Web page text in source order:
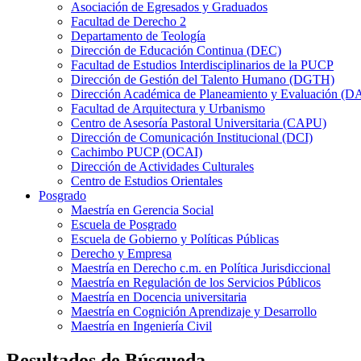
Asociación de Egresados y Graduados
Facultad de Derecho 2
Departamento de Teología
Dirección de Educación Continua (DEC)
Facultad de Estudios Interdisciplinarios de la PUCP
Dirección de Gestión del Talento Humano (DGTH)
Dirección Académica de Planeamiento y Evaluación
Facultad de Arquitectura y Urbanismo
Centro de Asesoría Pastoral Universitaria (CAPU)
Dirección de Comunicación Institucional (DCI)
Cachimbo PUCP (OCAI)
Dirección de Actividades Culturales
Centro de Estudios Orientales
Posgrado
Maestría en Gerencia Social
Escuela de Posgrado
Escuela de Gobierno y Políticas Públicas
Derecho y Empresa
Maestría en Derecho c.m. en Política Jurisdiccional
Maestría en Regulación de los Servicios Públicos
Maestría en Docencia universitaria
Maestría en Cognición Aprendizaje y Desarrollo
Maestría en Ingeniería Civil